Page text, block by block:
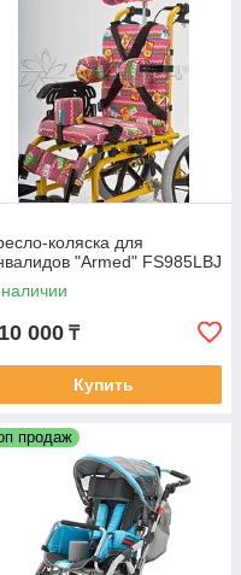
коляска для
"Armed" FS985LBJ
000 ₸
Купить
продаж